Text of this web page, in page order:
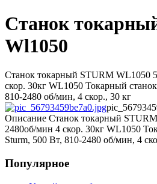
Станок
Wl1050
Станок токарный STURM WL1050
скор. 30кг WL1050 Токарный
810-2480 об/мин, 4 скор., 30 кг
Описание Станок токарный
2480об/мин 4 скор. 30кг WL1050
Sturm, 500 Вт, 810-2480 об/мин, 4
Популярное